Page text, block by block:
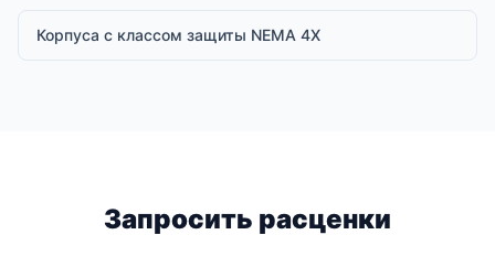
Корпуса с классом защиты NEMA 4X
Запросить расценки